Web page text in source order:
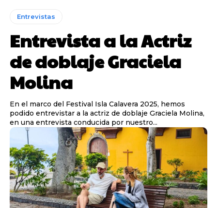
Entrevistas
Entrevista a la Actriz
de doblaje Graciela
Molina
En el marco del Festival Isla Calavera 2025, hemos
podido entrevistar a la actriz de doblaje Graciela Molina,
en una entrevista conducida por nuestro...